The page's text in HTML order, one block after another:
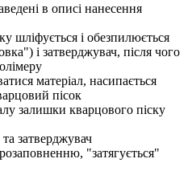
в описі нанесення
шліфується і обезпилюється
і затверджувач, після чого
матеріал, насипається
пісок
залишки кварцового піску
затверджувач
"затягується"